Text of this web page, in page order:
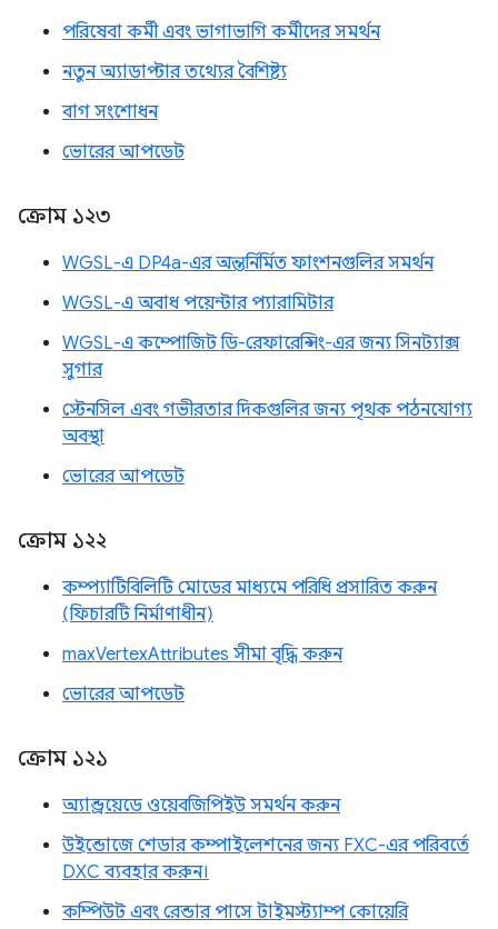
পরিষেবা কর্মী এবং ভাগাভাগি কর্মীদের সমর্থন
নতুন অ্যাডাপ্টার তথ্যের বৈশিষ্ট্য
বাগ সংশোধন
ভোরের আপডেট
ক্রোম ১২৩
WGSL-এ DP4a-এর অন্তর্নির্মিত ফাংশনগুলির সমর্থন
WGSL-এ অবাধ পয়েন্টার প্যারামিটার
WGSL-এ কম্পোজিট ডি-রেফারেন্সিং-এর জন্য সিনট্যাক্স
সুগার
স্টেনসিল এবং গভীরতার দিকগুলির জন্য পৃথক পঠনযোগ্য
অবস্থা
ভোরের আপডেট
ক্রোম ১২২
কম্প্যাটিবিলিটি মোডের মাধ্যমে পরিধি প্রসারিত করুন
(ফিচারটি নির্মাণাধীন)
maxVertexAttributes সীমা বৃদ্ধি করুন
ভোরের আপডেট
ক্রোম ১২১
অ্যান্ড্রয়েডে ওয়েবজিপিইউ সমর্থন করুন
উইন্ডোজে শেডার কম্পাইলেশনের জন্য FXC-এর পরিবর্তে
DXC ব্যবহার করুন।
কম্পিউট এবং রেন্ডার পাসে টাইমস্ট্যাম্প কোয়েরি